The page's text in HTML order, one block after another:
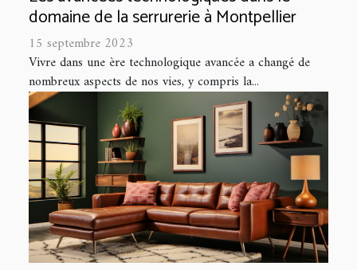
domaine de la serrurerie à Montpellier
15 septembre 2023
Vivre dans une ère technologique avancée a changé de
nombreux aspects de nos vies, y compris la...